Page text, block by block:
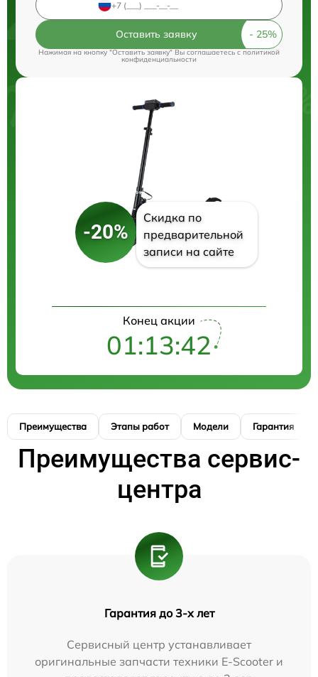
Оставить заявку
Нажимая на кнопку "Оставить заявку" Вы соглашаетесь cполитикой
конфиденциальности
-20%
Скидка по
предварительной
записи на сайте
Конец акции
01:13:41
Преимущества Этапы работ Модели Гарантия
Преимущества сервис-
центра
Гарантия до 3-х лет
Сервисный центр устанавливает
оригинальные запчасти техники E-Scooter и